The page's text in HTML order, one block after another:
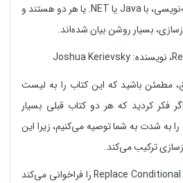
نمونه کدهای این کتاب برنامه‌نویسی، با Java یا NET. یا هر دو هستند و
بسیار روشن بیان شده‌اند.
مطمئن باشید که این کتاب را به لیست
فکر کردید که هر دو کتاب قبلی بسیار
به شدت به شما توصیه می‌کنیم، زیرا این
ترکیب می‌کند.
مثلا، یک ریفکتورینگ Replace Conditional Logic را فراخوانی می‌کند